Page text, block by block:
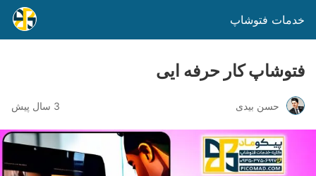
خدمات فتوشاپ
فتوشاپ کار حرفه ایی
حسن بیدی 3 سال پیش